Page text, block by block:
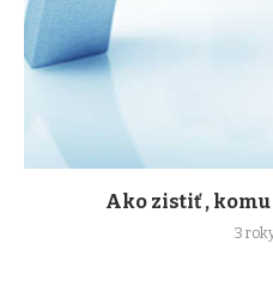
Ako zistiť ,
3